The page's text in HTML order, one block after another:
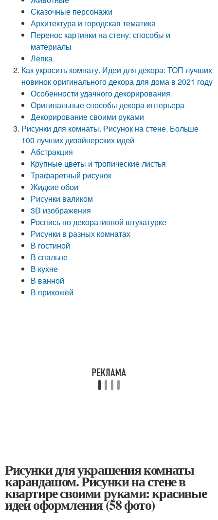
Сказочные персонажи
Архитектура и городская тематика
Перенос картинки на стену: способы и
материалы
Лепка
Как украсить комнату. Идеи для декора: ТОП лучших
новинок оригинального декора для дома в 2021 году
Особенности удачного декорирования
Оригинальные способы декора интерьера
Декорирование своими руками
Рисунки для комнаты. Рисунок на стене. Больше
100 лучших дизайнерских идей
Абстракция
Крупные цветы и тропические листья
Трафаретный рисунок
Жидкие обои
Рисунки валиком
3D изображения
Роспись по декоративной штукатурке
Рисунки в разных комнатах
В гостиной
В спальне
В кухне
В ванной
В прихожей
Рисунки для украшения комнаты
карандашом. Рисунки на стене в
квартире своими руками: красивые
идеи оформления (58 фото)